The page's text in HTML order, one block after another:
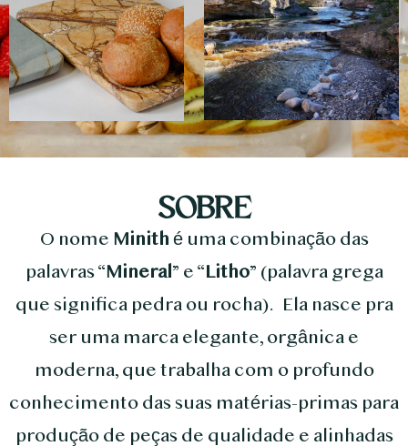
SOBRE
O nome Minithé uma combinação das
palavras “Mineral” e “Litho” (palavra grega
que significa pedra ou rocha). Ela nasce pra
ser uma marca elegante, orgânica e
moderna, que trabalha com o profundo
conhecimento das suas matérias-primas para
produção de peças de qualidade e alinhadas